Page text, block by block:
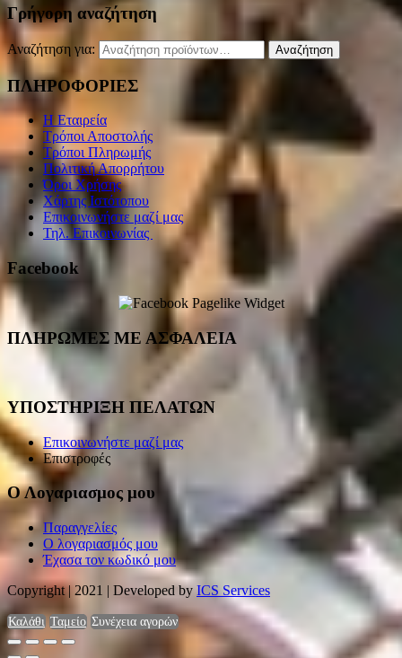
Γρήγορη αναζήτηση
Αναζήτηση για: Αναζήτηση
ΠΛΗΡΟΦΟΡΙΕΣ
Η Εταιρεία
Τρόποι Αποστολής
Τρόποι Πληρωμής
Πολιτική Απορρήτου
Όροι Χρήσης
Χάρτης Ιστότοπου
Επικοινωνήστε μαζί μας
Τηλ. Επικοινωνίας
Facebook
ΠΛΗΡΩΜΕΣ ΜΕ ΑΣΦΑΛΕΙΑ
ΥΠΟΣΤΗΡΙΞΗ ΠΕΛΑΤΩΝ
Επικοινωνήστε μαζί μας
Επιστροφές
Ο Λογαριασμος μου
Παραγγελίες
Ο λογαριασμός μου
Έχασα τον κωδικό μου
Copyright | 2021 | Developed by ICS Services
Καλάθι Ταμείο Συνέχεια αγορών